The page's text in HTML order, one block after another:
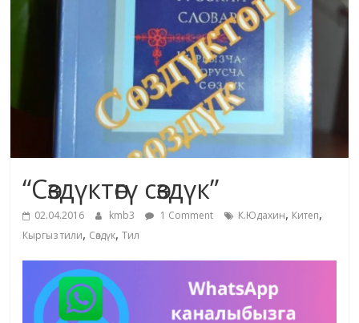
маданияты
жана
адабияты
“Сөздүктөгү сөздүк”
02.04.2016 kmb3 1 Comment К.Юдахин, Китеп,
Кыргыз тили, Сөздүк,Тил